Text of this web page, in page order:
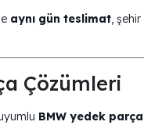
aynı gün teslimat, şehir
Çözümleri
BMW yedek